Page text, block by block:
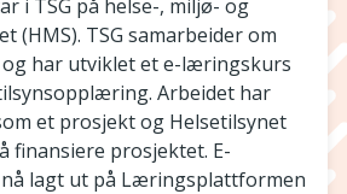
i TSG på helse-, miljø- og
(HMS). TSG samarbeider om
har utviklet et e-læringskurs
Arbeidet har
et prosjekt og Helsetilsynet
finansiere prosjektet. E-
lagt ut på Læringsplattformen